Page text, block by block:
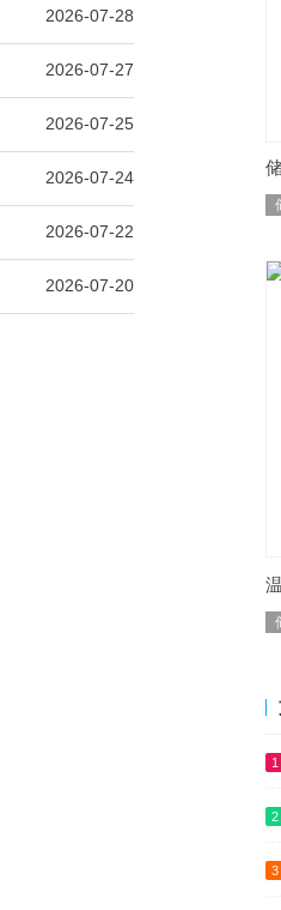
2026-07-28
2026-07-27
2026-07-25
2026-07-24
2026-07-22
2026-07-20
1
2
3